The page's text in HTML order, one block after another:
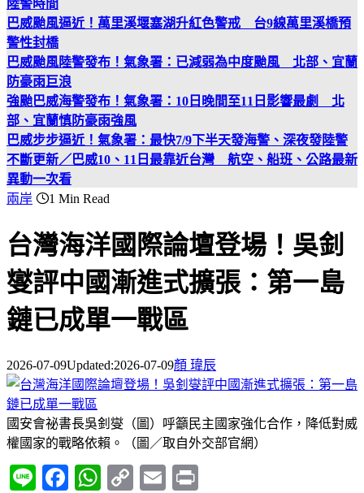
陸警時間
巴威颱風逼近！萬里溪堰塞湖升紅色警戒 台9線萬里溪橋預
警性封橋
巴威颱風陸警發布！氣象署：已減弱為中度颱風 北部、宜蘭
防豪雨巨浪
強颱巴威海警發布！氣象署：10日晚間至11日影響最劇 北
部、宜蘭慎防豪雨強風
巴威步步逼近！氣象署：最快7/9下半天發海警、深夜發陸警
不斷更新／巴威10、11日最靠近台灣 航空、船班、公路最新
異動一次看
兩岸
1 Min Read
台灣海洋國際論壇登場！吳釗
燮評中國漸進式擴張：第一島
鏈已成單一戰區
2026-07-09Updated:2026-07-09顏 瑋辰
國安會祕書長吳釗燮（圖）呼籲民主國家強化合作，降低對威
權國家的戰略依賴。（圖／取自外交部官網）
LineFacebook
WhatsApp
CopyEmail